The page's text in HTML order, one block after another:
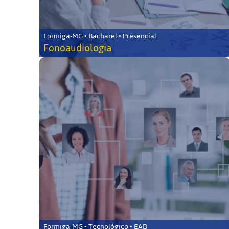
Formiga-MG • Bacharel • Presencial
Fonoaudiologia